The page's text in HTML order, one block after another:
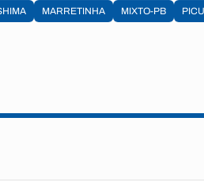
MARRETINHA MIXTO-PB